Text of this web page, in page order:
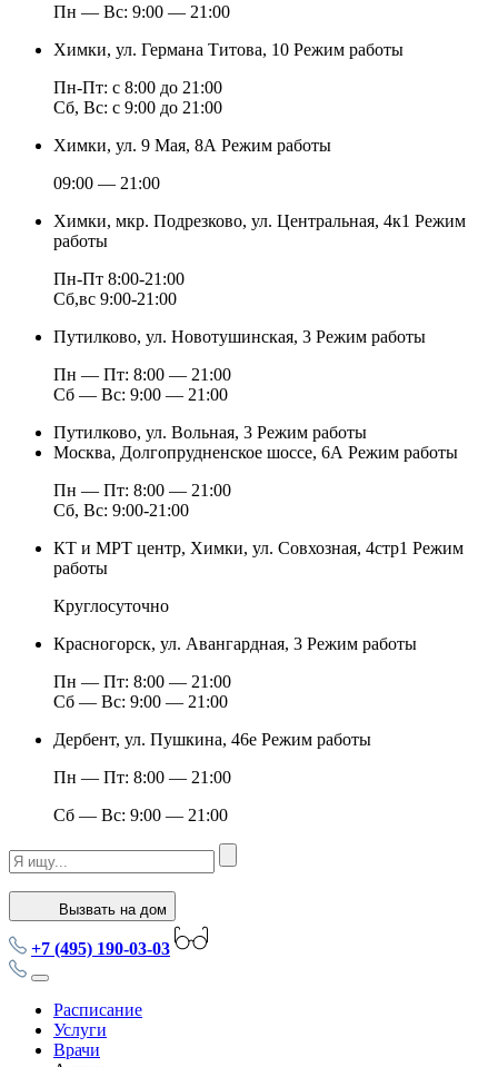
Пн — Вс: 9:00 — 21:00
Химки, ул. Германа Титова, 10 Режим работы
Пн-Пт: с 8:00 до 21:00
Сб, Вс: с 9:00 до 21:00
Химки, ул. 9 Мая, 8А Режим работы
09:00 — 21:00
Химки, мкр. Подрезково, ул. Центральная, 4к1 Режим
работы
Пн-Пт 8:00-21:00
Сб,вс 9:00-21:00
Путилково, ул. Новотушинская, 3 Режим работы
Пн — Пт: 8:00 — 21:00
Сб — Вс: 9:00 — 21:00
Путилково, ул. Вольная, 3 Режим работы
Москва, Долгопрудненское шоссе, 6А Режим работы
Пн — Пт: 8:00 — 21:00
Сб, Вс: 9:00-21:00
КТ и МРТ центр, Химки, ул. Совхозная, 4стр1 Режим
работы
Круглосуточно
Красногорск, ул. Авангардная, 3 Режим работы
Пн — Пт: 8:00 — 21:00
Сб — Вс: 9:00 — 21:00
Дербент, ул. Пушкина, 46е Режим работы
Пн — Пт: 8:00 — 21:00
Сб — Вс: 9:00 — 21:00
Вызвать на дом
+7 (495) 190-03-03
Расписание
Услуги
Врачи